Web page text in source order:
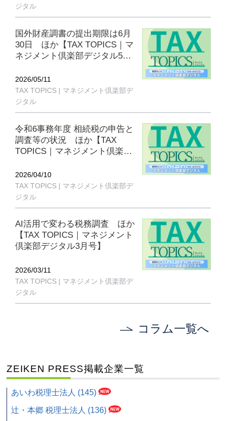
ジタル
国外財産調書の提出期限は6月
30日 ほか【TAX TOPICS｜マ
ネジメント倶楽部デジタル5月
2026/05/11
TAX TOPICS | マネジメント倶楽部デ
ジタル
令和6事務年度 相続税の申告と
調査等の状況 ほか【TAX
TOPICS｜マネジメント倶楽部
2026/04/10
TAX TOPICS | マネジメント倶楽部デ
ジタル
AI活用で変わる税務調査 ほか
【TAX TOPICS｜マネジメント
倶楽部デジタル3月号】
2026/03/11
TAX TOPICS | マネジメント倶楽部デ
ジタル
コラム一覧へ
ZEIKEN PRESS掲載企業一覧
あいわ税理士法人 (145)
辻・本郷 税理士法人 (136)